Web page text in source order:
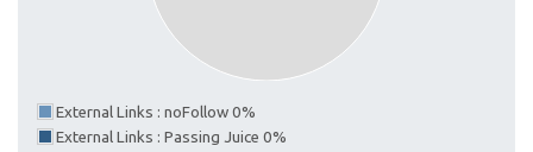
External Links : noFollow 0%
External Links : Passing Juice 0%